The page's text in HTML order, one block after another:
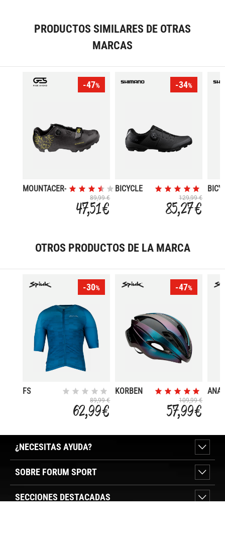
PRODUCTOS SIMILARES DE OTRAS
MARCAS
-47%
MOUNTACER-
89,99 €
47,51 €
-34%
BICYCLE
129,99 €
85,27 €
OTROS PRODUCTOS DE LA MARCA
-30%
FS
89,99 €
62,99 €
-47%
KORBEN
109,99 €
57,99 €
¿NECESITAS AYUDA?
SOBRE FORUM SPORT
SECCIONES DESTACADAS